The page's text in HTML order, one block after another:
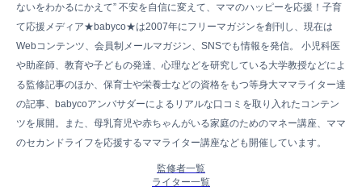
ないをわかるにかえて” 不安を自信に変えて、ママのハッピーを応援！子育
て応援メディア★babyco★は2007年にフリーマガジンを創刊し、現在は
Webコンテンツ、会員制メールマガジン、SNSでも情報を発信。 小児科医
や助産師、教育や子どもの発達、心理などを研究している大学教授などによ
る監修記事のほか、保育士や栄養士などの資格をもつ等身大ママライター達
の記事、babycoアンバサダーによるリアルな口コミを取り入れたコンテン
ツを展開。また、母乳育児や赤ちゃんがいる家庭のためのマネー講座、ママ
のセカンドライフを応援するママライター講座なども開催しています。
監修者一覧
ライター一覧